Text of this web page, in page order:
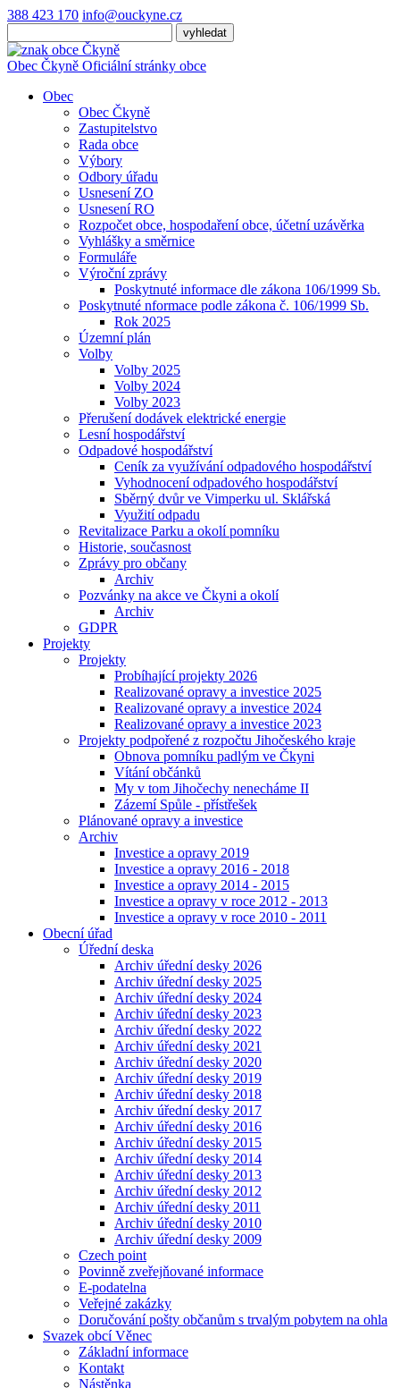
388 423 170 info@ouckyne.cz
Obec Čkyně Oficiální stránky obce
Obec
Obec Čkyně
Zastupitelstvo
Rada obce
Výbory
Odbory úřadu
Usnesení ZO
Usnesení RO
Rozpočet obce, hospodaření obce, účetní uzávěrka
Vyhlášky a směrnice
Formuláře
Výroční zprávy
Poskytnuté informace dle zákona 106/1999 Sb.
Poskytnuté nformace podle zákona č. 106/1999 Sb.
Rok 2025
Územní plán
Volby
Volby 2025
Volby 2024
Volby 2023
Přerušení dodávek elektrické energie
Lesní hospodářství
Odpadové hospodářství
Ceník za využívání odpadového hospodářství
Vyhodnocení odpadového hospodářství
Sběrný dvůr ve Vimperku ul. Sklářská
Využití odpadu
Revitalizace Parku a okolí pomníku
Historie, současnost
Zprávy pro občany
Archiv
Pozvánky na akce ve Čkyni a okolí
Archiv
GDPR
Projekty
Projekty
Probíhající projekty 2026
Realizované opravy a investice 2025
Realizované opravy a investice 2024
Realizované opravy a investice 2023
Projekty podpořené z rozpočtu Jihočeského kraje
Obnova pomníku padlým ve Čkyni
Vítání občánků
My v tom Jihočechy nenecháme II
Zázemí Spůle - přístřešek
Plánované opravy a investice
Archiv
Investice a opravy 2019
Investice a opravy 2016 - 2018
Investice a opravy 2014 - 2015
Investice a opravy v roce 2012 - 2013
Investice a opravy v roce 2010 - 2011
Obecní úřad
Úřední deska
Archiv úřední desky 2026
Archiv úřední desky 2025
Archiv úřední desky 2024
Archiv úřední desky 2023
Archiv úřední desky 2022
Archiv úřední desky 2021
Archiv úřední desky 2020
Archiv úřední desky 2019
Archiv úřední desky 2018
Archiv úřední desky 2017
Archiv úřední desky 2016
Archiv úřední desky 2015
Archiv úřední desky 2014
Archiv úřední desky 2013
Archiv úřední desky 2012
Archiv úřední desky 2011
Archiv úřední desky 2010
Archiv úřední desky 2009
Czech point
Povinně zveřejňované informace
E-podatelna
Veřejné zakázky
Doručování pošty občanům s trvalým pobytem na ohla
Svazek obcí Věnec
Základní informace
Kontakt
Nástěnka